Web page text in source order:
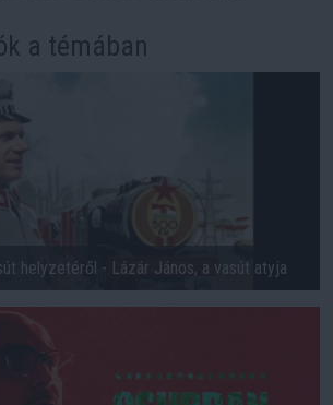
a témában
helyzetéről - Lázár János, a vasút atyja